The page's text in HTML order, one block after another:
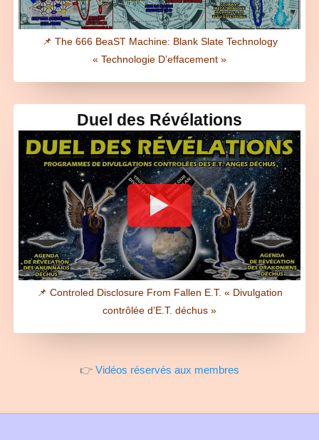
📌 The 666 BeaST Machine: Blank Slate Technology
« Technologie D’effacement »
Duel des Révélations
📌 Controled Disclosure From Fallen E.T. « Divulgation
contrôlée d’E.T. déchus »
👉 Vidéos réservés aux membres